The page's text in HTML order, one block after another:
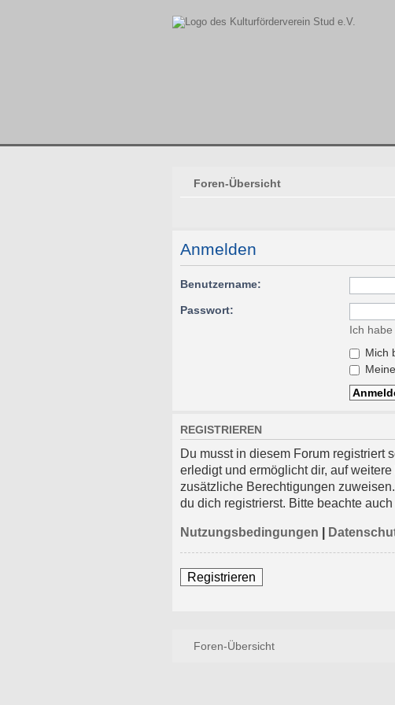
Foren-Übersicht
Anmelden
Benutzername:
Passwort:
Ich
Mich
REGISTRIEREN
Du musst in diesem Forum registriert
erledigt und ermöglicht dir, auf
zusätzliche Berechtigungen
du dich registrierst. Bitte beachte
Nutzungsbedingungen
Registrieren
Foren-Übersicht